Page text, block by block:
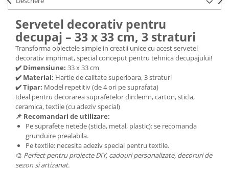
Hartie craft
Carton/Hartie efecte speciale
Carton/Hartie Scrapbooking
Carton/Hartie unicolor
Hartie creponata
Hartie dantelata
Hartie matase
Hartie origami
Hartie reciclata/manuala
Carton
Rame, albume, notesuri
Servetel decorativ pentru
decupaj – 33 x 33 cm, 3 straturi
Transforma obiectele simple in creatii unice cu acest servetel
decorativ imprimat, special conceput pentru tehnica decupajului!
✔️ Dimensiune: 33 x 33 cm
✔️ Material: Hartie de calitate superioara, 3 straturi
✔️ Tipar: Model repetitiv (de 4 ori pe suprafata)
Ideal pentru decorarea suprafetelor din:lemn, carton, sticla,
ceramica, textile (cu adeziv special)
📌 Recomandari de utilizare:
Pe suprafete netede (sticla, metal, plastic): se recomanda
grunduire prealabila.
Pe textile: necesita adeziv special pentru textile.
🎨 Perfect pentru proiecte DIY, cadouri personalizate, decoruri de
sezon si artizanat.